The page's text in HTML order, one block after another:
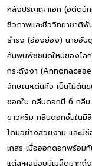
หลังปริญญาเอก (อดีตนัก
ชีวภาพและชีววิทยาชาติ
ธำรง (อ๋องย่อง) นายอับ
ค้นพบพืชชนิดใหม่ของโล
กระดังงา
ลักษณะเด่นคือ เป็นไม้ต้น
ซอกใบ กลีบดอกมี 6 กลี
ขาวครีม กลีบดอกชั้นในมี
โดมอย่างสวยงาม และมี
เกสร เมื่อออกดอกพร้อม
แต่ละผลย่อยมีเมล็ดมากถึ